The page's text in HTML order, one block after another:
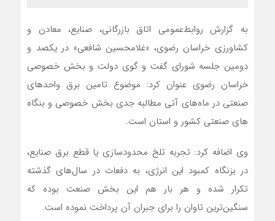
به گزارش روابط‌عمومی اتاق بازرگانی، صنایع، معادن و
کشاورزی خراسان رضوی، «غلامحسین شافعی» در یکصد و
دومین جلسه شورای گفت و گوی دولت و بخش خصوصی
خراسان رضوی عنوان کرد: موضوع تامین برق واحدهای
صنعتی در ماه‌های آتی مطالبه جدی بخش خصوصی و بنگاه
های صنعتی کشور و استان است.
وی اضافه کرد: تجربه تلخ محدودسازی یا قطع برق صنایع،
در بزنگاه کمبود این انرژی، به دفعات در سال‌های گذشته
تکرار شده و هر بار هم این بخش صنعت بوده که
سنگین‌ترین تاوان را برای جبران آن پرداخت نموده است.